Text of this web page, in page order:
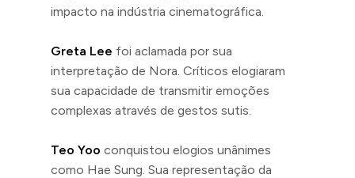
impacto na indústria cinematográfica.
Greta Lee foi aclamada por sua
interpretação de Nora. Críticos elogiaram
sua capacidade de transmitir emoções
complexas através de gestos sutis.
Teo Yoo conquistou elogios unânimes
como Hae Sung. Sua representação da